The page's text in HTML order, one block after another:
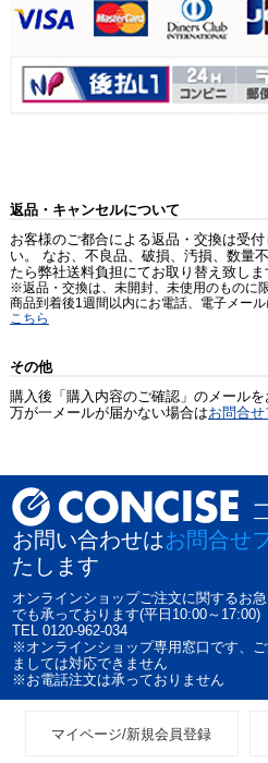
返品・キャンセルについて
お客様のご都合による返品・交換は受
い。 なお、不良品、破損、汚損、数量
たら弊社送料負担にてお取り替え致しま
※返品・交換は、未開封、未使用のものに
商品到着後1週間以内にお電話、電子メー
こちら
その他
購入後「購入内容のご確認」のメールを
万が一メールが届かない場合はお問合
お問い合わせはお問合せ
たします
オンラインショップご注文に関するお
でも承っております(平日10:00～17:00)
TEL 0120-962-034
※オンラインショップ専用窓口です、
ましては対応できません
※お電話注文は承っておりません
マイページ/新規会員登録